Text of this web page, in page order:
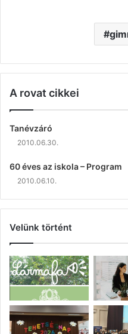
A rovat cikkei
Tanévzáró
2010.06.30.
60 éves az iskola – Program
2010.06.10.
Velünk történt